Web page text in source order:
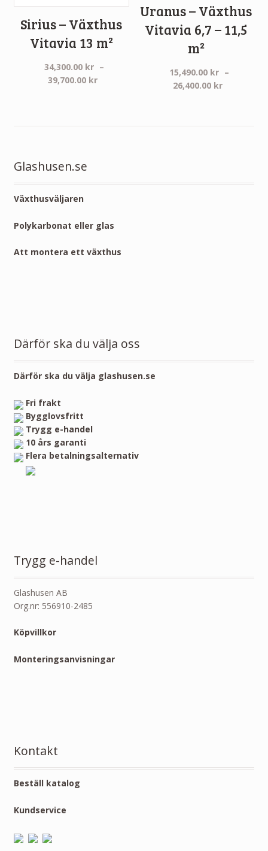
Sirius – Växthus
Vitavia 13 m²
34,300.00 kr –
39,700.00 kr
Uranus – Växthus
Vitavia 6,7 – 11,5
m²
15,490.00 kr –
26,400.00 kr
26,400.00
Glashusen.se
Växthusväljaren
Polykarbonat eller glas
Att montera ett växthus
Därför ska du välja oss
Därför ska du välja glashusen.se
Fri frakt
Bygglovsfritt
Trygg e-handel
10 års garanti
Flera betalningsalternativ
Trygg e-handel
Glashusen AB
Org.nr: 556910-2485
Köpvillkor
Monteringsanvisningar
Kontakt
Beställ katalog
Kundservice